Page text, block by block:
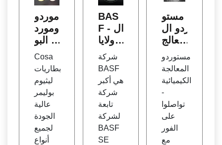
موردو
ومورد
و البو
ليمر ف
ي هون
ج كون
ج. توف
ر الش
ركات
المصن
عة
Cosa
بطاريات
ليثيوم
بوليمر
عالية
الجودة
لجميع
أنواع
BAS
F - ال
ولايا
ت الم
تحدة
شركة
BASF
هي أكبر
شركة
تابعة
لشركة
BASF
SE
مستو
ردو ال
معالج
ة الكي
ميائية
& مش
ترو ال
معالج
ة الكي
ميائية
مستوردو
المعالجة
الكيميائية
-
تواصلوا
على
الفور
مع